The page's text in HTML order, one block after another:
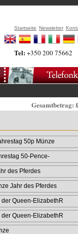
Startseite Newsletter
Tel:+350 200 75662
Gesamtbetrag:
50p Münze
50-Pence-
des Pferdes
Jahr des Pferdes
Queen‑ElizabethR
Queen‑ElizabethR